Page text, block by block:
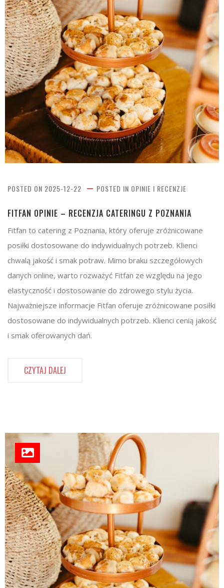
POSTED ON 2025-12-22 POSTED IN OPINIE I RECENZJE
FITFAN OPINIE – RECENZJA CATERINGU Z POZNANIA
Fitfan to catering z Poznania, który oferuje zróżnicowane
posiłki dostosowane do indywidualnych potrzeb. Klienci
chwalą jakość i smak potraw. Mimo braku szczegółowych
danych online, warto rozważyć Fitfan ze względu na jego
elastyczność i dostosowanie do zdrowego stylu życia.
Najważniejsze informacje Fitfan oferuje zróżnicowane posiłki
dostosowane do indywidualnych potrzeb. Klienci cenią jakość
i smak oferowanych dań.
CZYTAJ DALEJ